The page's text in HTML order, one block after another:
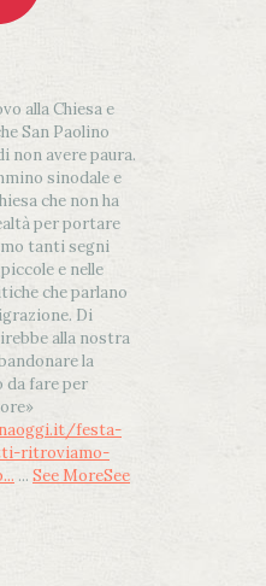
alla Chiesa e
San Paolino
non avere paura.
sinodale e
che non ha
per portare
tanti segni
e nelle
che parlano
Di
alla nostra
la
da fare per
festa-
ritroviamo-
... See MoreSee